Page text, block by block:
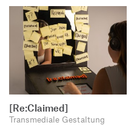
[Re:Claimed]
Transmediale Gestaltung